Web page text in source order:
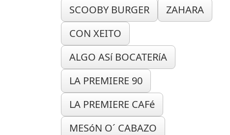
SCOOBY BURGER
ZAHARA
CON XEITO
ALGO ASí BOCATERíA
LA PREMIERE 90
LA PREMIERE CAFé
MESóN O´ CABAZO